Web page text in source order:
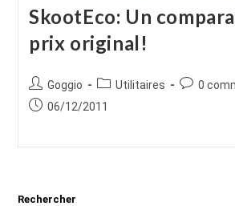
SkootEco: Un
prix original!
Auteur/autrice
de
Goggio
Post
category:
Utilitaires
0
Publication
06/12/2011
Rechercher